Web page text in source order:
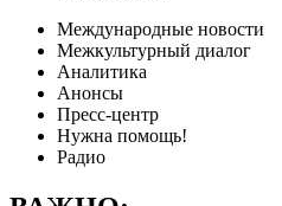
Международные новости
Межкультурный диалог
Аналитика
Анонсы
Пресс-центр
Нужна помощь!
Радио